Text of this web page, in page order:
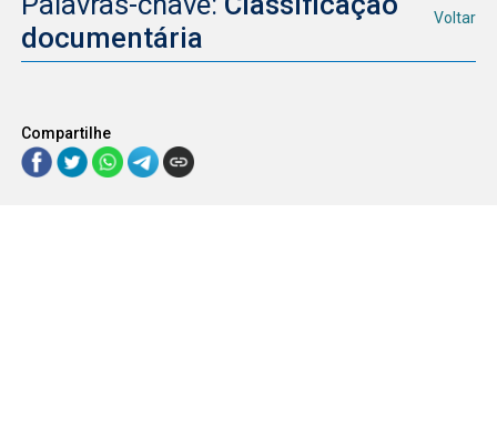
documentária
Voltar
Compartilhe